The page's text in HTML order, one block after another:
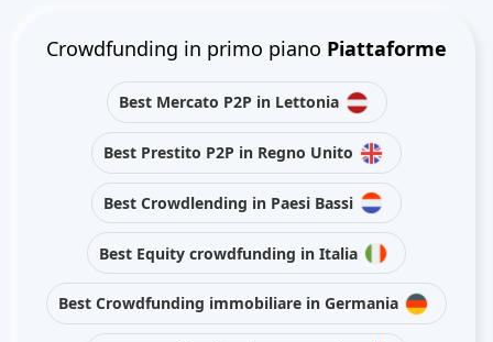
Crowdfunding in primo piano Piattaforme
Best Mercato P2P in Lettonia
Best Prestito P2P in Regno Unito
Best Crowdlending in Paesi Bassi
Best Equity crowdfunding in Italia
Best Crowdfunding immobiliare in Germania